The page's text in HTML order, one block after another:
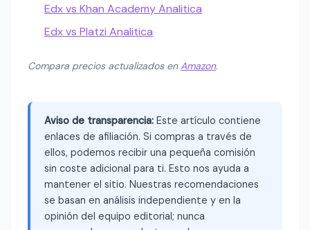
Edx vs Khan Academy Analitica
Edx vs Platzi Analitica
Compara precios actualizados enAmazon.
Aviso de transparencia: Este artículo contiene
enlaces de afiliación. Si compras a través de
ellos, podemos recibir una pequeña comisión
sin coste adicional para ti. Esto nos ayuda a
mantener el sitio. Nuestras recomendaciones
se basan en análisis independiente y en la
opinión del equipo editorial; nunca